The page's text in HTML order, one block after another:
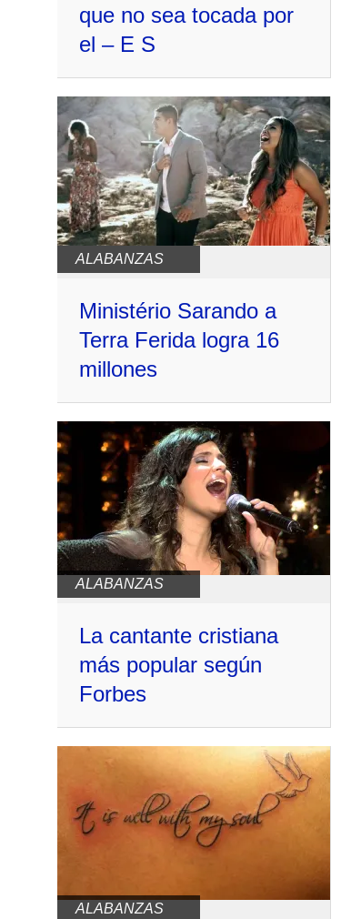
que no sea tocada por
el – E S
ALABANZAS
Ministério Sarando a
Terra Ferida logra 16
millones
ALABANZAS
La cantante cristiana
más popular según
Forbes
ALABANZAS